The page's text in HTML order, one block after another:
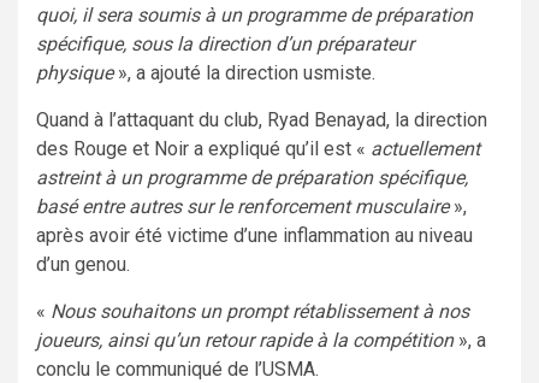
quoi, il sera soumis à un programme de préparation
spécifique, sous la direction d’un préparateur
physique», a ajouté la direction usmiste.
Quand à l’attaquant du club, Ryad Benayad, la direction
des Rouge et Noir a expliqué qu’il est « actuellement
astreint à un programme de préparation spécifique,
basé entre autres sur le renforcement musculaire»,
après avoir été victime d’une inflammation au niveau
d’un genou.
« Nous souhaitons un prompt rétablissement à nos
joueurs, ainsi qu’un retour rapide à la compétition», a
conclu le communiqué de l’USMA.